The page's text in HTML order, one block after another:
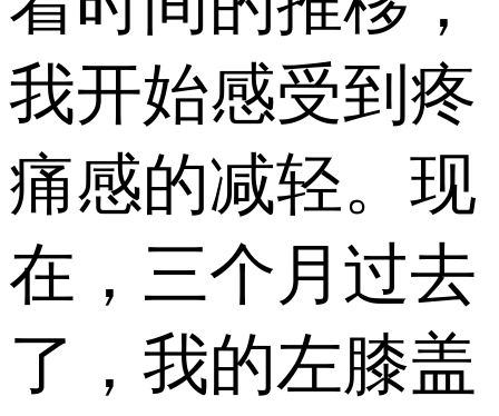
我开始感受到疼
痛感的减轻。现
在，三个月过去
了，我的左膝盖